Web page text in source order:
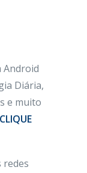
Android
Diária,
e muito
CLIQUE
redes